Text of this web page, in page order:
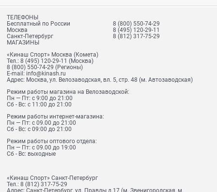
ТЕЛЕФОНЫ
Бесплатный по России
8 (800) 550-74-29
Москва
8 (495) 120-29-11
Санкт-Петербург
8 (812) 317-75-29
МАГАЗИНЫ
«Кинаш Спорт» Москва (Комета)
Тел.: 8 (495) 120-29-11 (Москва)
8 (800) 550-74-29 (Регионы)
E-mail: info@kinash.ru
Адрес: Москва, ул. Велозаводская, вл. 5, стр. 48 (м. Автозаводская)
Режим работы магазина на Велозаводской:
Пн — Пт: с 9:00 до 21:00
Сб - Вс: с 11:00 до 21:00
Режим работы интернет-магазина:
Пн — Пт: с 09.00 до 21:00
Сб - Вс: с 09:00 до 21:00
Режим работы оптового отдела:
Пн — Пт: с 09.00 до 19:00
Сб - Вс: выходные
«Кинаш Спорт» Санкт-Петербург
Тел.: 8 (812) 317-75-29
Адрес: Санкт-Петербург, ул. Правды д.17 (м. Звенигородская, м.